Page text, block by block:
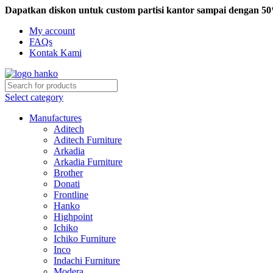
Dapatkan diskon untuk custom partisi kantor sampai dengan
My account
FAQs
Kontak Kami
Select category
Manufactures
Aditech
Aditech Furniture
Arkadia
Arkadia Furniture
Brother
Donati
Frontline
Hanko
Highpoint
Ichiko
Ichiko Furniture
Inco
Indachi Furniture